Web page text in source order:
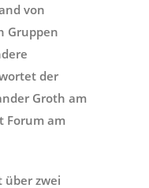
von
Gruppen
der
Groth am
Forum am
über zwei